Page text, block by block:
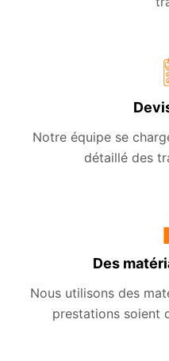
Notre équipe se
détaillé des
Des
Nous utilisons des
prestations soient